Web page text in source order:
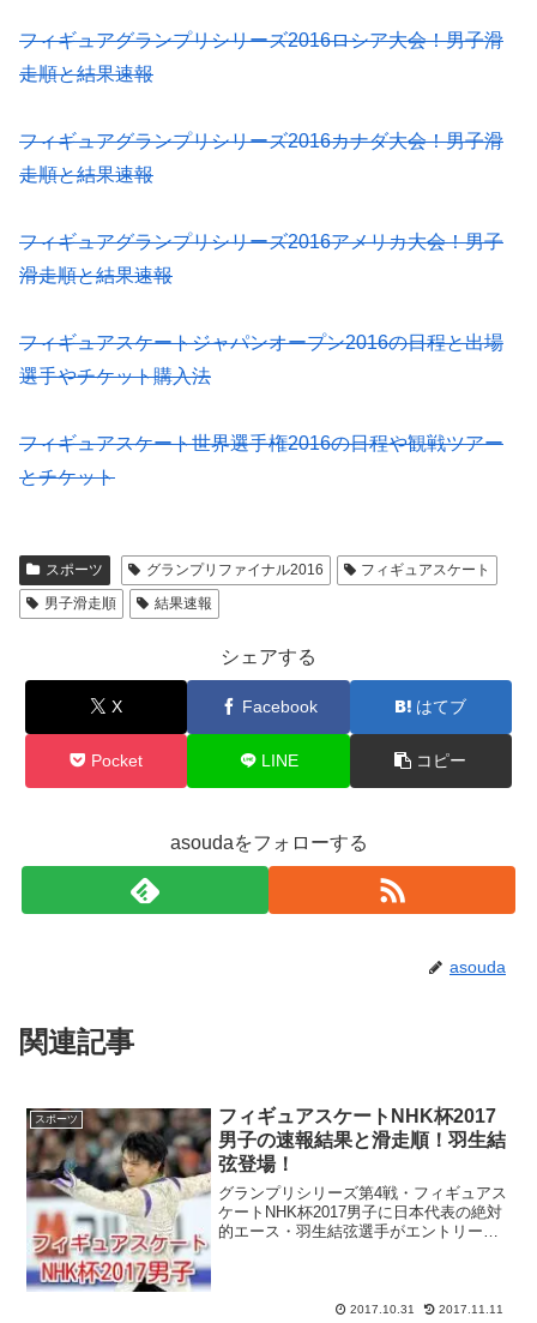
フィギュアグランプリシリーズ2016ロシア大会！男子滑
走順と結果速報
フィギュアグランプリシリーズ2016カナダ大会！男子滑
走順と結果速報
フィギュアグランプリシリーズ2016アメリカ大会！男子
滑走順と結果速報
フィギュアスケートジャパンオープン2016の日程と出場
選手やチケット購入法
フィギュアスケート世界選手権2016の日程や観戦ツアー
とチケット
スポーツ グランプリファイナル2016
フィギュアスケート
男子滑走順
結果速報
シェアする
X Facebook はてブ
Pocket LINE コピー
asoudaをフォローする
asouda
関連記事
スポーツ
フィギュアスケートNHK杯2017
男子の速報結果と滑走順！羽生結
弦登場！
グランプリシリーズ第4戦・フィギュアス
ケートNHK杯2017男子に日本代表の絶対
的エース・羽生結弦選手がエントリー！
2017.10.31 2017.11.11